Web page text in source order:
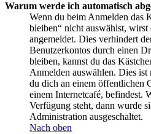
Warum werde ich automatisch
Wenn du beim Anmelden das
bleiben“ nicht auswählst,
angemeldet. Dies verhindert
Benutzerkontos durch einen
bleiben, kannst du das
Anmelden auswählen. Dies
du dich an einem öffentlichen
einem Internetcafé, befindest.
Verfügung steht, dann wurde
Administration ausgeschaltet.
Nach oben